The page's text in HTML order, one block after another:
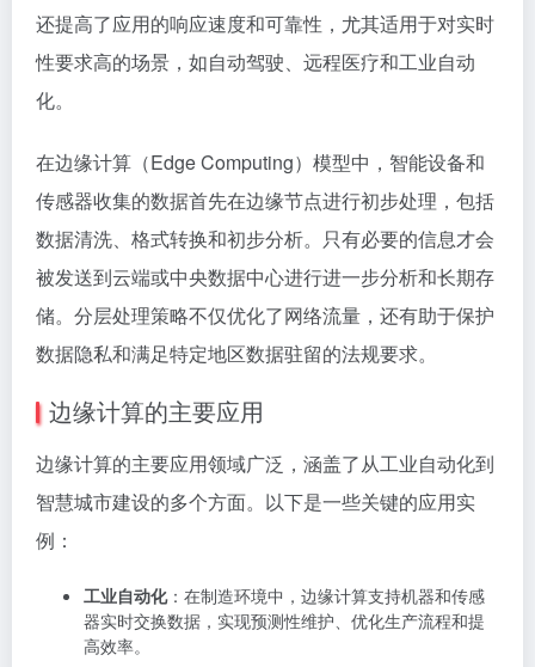
还提高了应用的响应速度和可靠性，尤其适用于对实时
性要求高的场景，如自动驾驶、远程医疗和工业自动
化。
在边缘计算（Edge Computing）模型中，智能设备和
传感器收集的数据首先在边缘节点进行初步处理，包括
数据清洗、格式转换和初步分析。只有必要的信息才会
被发送到云端或中央数据中心进行进一步分析和长期存
储。分层处理策略不仅优化了网络流量，还有助于保护
数据隐私和满足特定地区数据驻留的法规要求。
边缘计算的主要应用
边缘计算的主要应用领域广泛，涵盖了从工业自动化到
智慧城市建设的多个方面。以下是一些关键的应用实
例：
工业自动化：在制造环境中，边缘计算支持机器和传感
器实时交换数据，实现预测性维护、优化生产流程和提
高效率。